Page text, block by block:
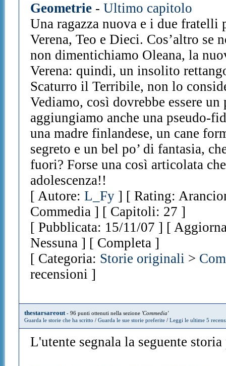
Geometrie- Ultimo capitolo
Una ragazza nuova e i due fratelli
Verena, Teo e Dieci. Cos’altro se
non dimentichiamo Oleana, la
Verena: quindi, un insolito
Scaturro il Terribile, non lo
Vediamo, così dovrebbe essere un
aggiungiamo anche una pseudo-
una madre finlandese, un cane
segreto e un bel po’ di fantasia,
fuori? Forse una così articolata
adolescenza!!
[ Autore: L_Fy] [ Rating:
Commedia ] [ Capitoli: 27 ]
[ Pubblicata: 15/11/07 ] [
Nessuna ] [ Completa ]
[ Categoria: Storie originali >
recensioni ]
thestarsareout- 96 punti ottenuti nella sezione 'Commedia'
Guarda le storie che ha scritto / Guarda le sue storie preferite/ Leggi le ultime 5
L'utente segnala la seguente